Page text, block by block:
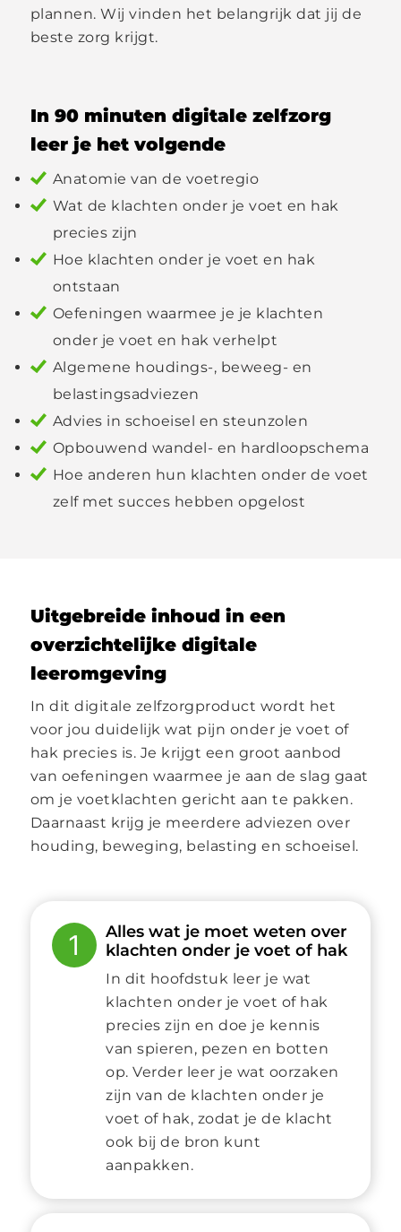
plannen. Wij vinden het belangrijk dat jij de
beste zorg krijgt.
In 90 minuten digitale zelfzorg
leer je het volgende
Anatomie van de voetregio
Wat de klachten onder je voet en hak
precies zijn
Hoe klachten onder je voet en hak
ontstaan
Oefeningen waarmee je je klachten
onder je voet en hak verhelpt
Algemene houdings-, beweeg- en
belastingsadviezen
Advies in schoeisel en steunzolen
Opbouwend wandel- en hardloopschema
Hoe anderen hun klachten onder de voet
zelf met succes hebben opgelost
Uitgebreide inhoud in een
overzichtelijke digitale
leeromgeving
In dit digitale zelfzorgproduct wordt het
voor jou duidelijk wat pijn onder je voet of
hak precies is. Je krijgt een groot aanbod
van oefeningen waarmee je aan de slag gaat
om je voetklachten gericht aan te pakken.
Daarnaast krijg je meerdere adviezen over
houding, beweging, belasting en schoeisel.
1
Alles wat je moet weten over
klachten onder je voet of hak
In dit hoofdstuk leer je wat
klachten onder je voet of hak
precies zijn en doe je kennis
van spieren, pezen en botten
op. Verder leer je wat oorzaken
zijn van de klachten onder je
voet of hak, zodat je de klacht
ook bij de bron kunt
aanpakken.